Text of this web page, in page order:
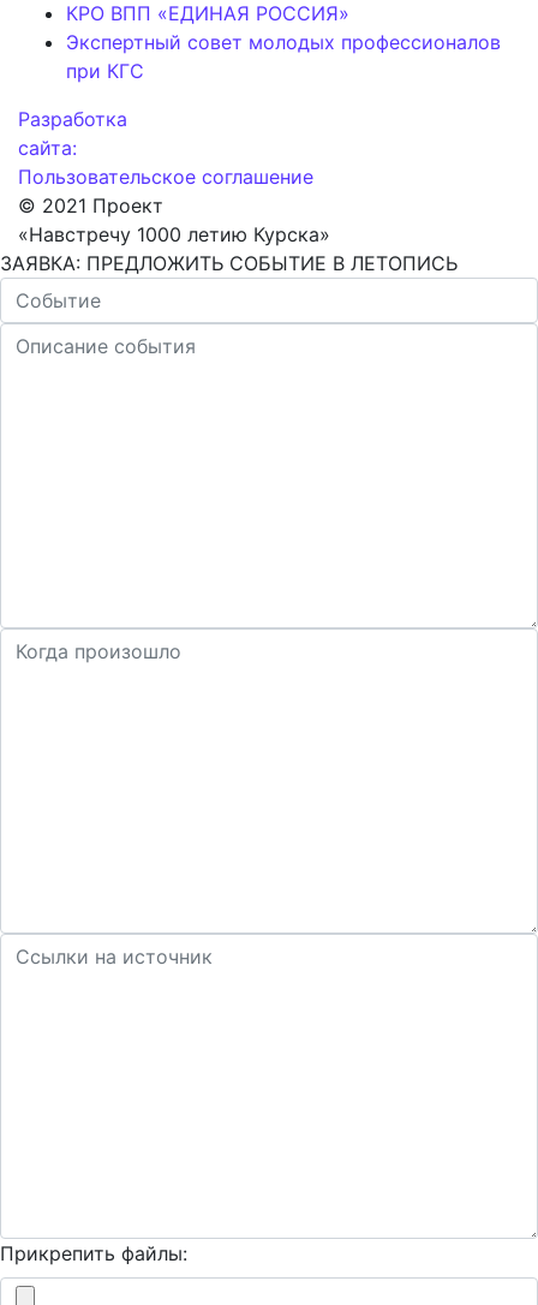
КРО ВПП «ЕДИНАЯ РОССИЯ»
Экспертный совет молодых профессионалов
при КГС
Разработка
сайта:
Пользовательское соглашение
© 2021 Проект
«Навстречу 1000 летию Курска»
ЗАЯВКА: ПРЕДЛОЖИТЬ СОБЫТИЕ В ЛЕТОПИСЬ
Прикрепить файлы: